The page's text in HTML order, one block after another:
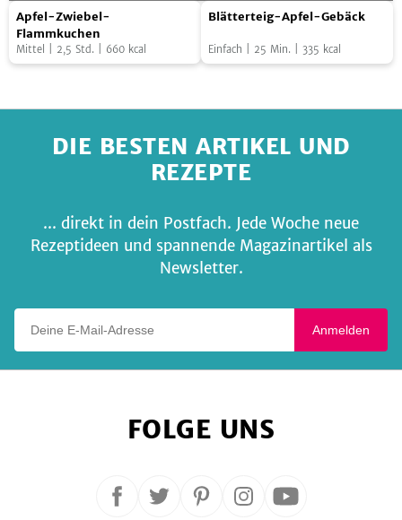
dem
Apfel-
Zwiebel-
Flammkuchen
Foto: Franziska von "Have a Try"
Apfel-Zwiebel-
Flammkuchen
Mittel 2,5 Std. 660 kcal
Blätterteig-
Gebäck
Foto: SevenCooks
Blätterteig-Apfel-Gebäck
Einfach 25 Min. 335 kcal
DIE BESTEN ARTIKEL UND
REZEPTE
... direkt in dein Postfach. Jede Woche neue
Rezeptideen und spannende Magazinartikel als
Newsletter.
Anmelden
FOLGE UNS
Folge Folge
Folge Folge Folge